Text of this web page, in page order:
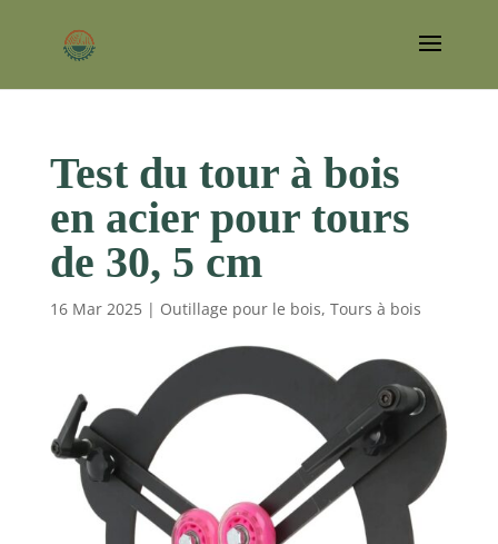
Test du tour à bois
en acier pour tours
de 30, 5 cm
16 Mar 2025| Outillage pour le bois, Tours à bois